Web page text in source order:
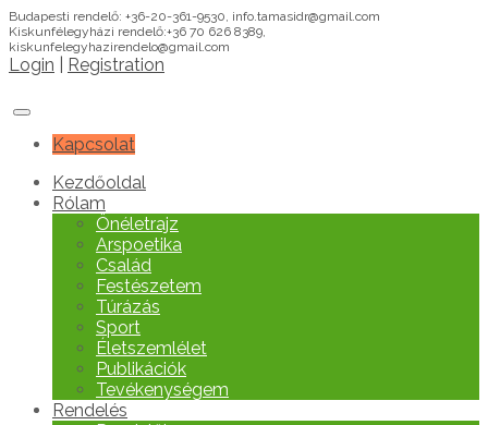
Budapesti rendelő: +36-20-361-9530, info.tamasidr@gmail.com
Kiskunfélegyházi rendelő:+36 70 626 8389,
kiskunfelegyhazirendelo@gmail.com
Login Registration
Kapcsolat
Kezdőoldal
Rólam
Önéletrajz
Arspoetika
Család
Festészetem
Túrázás
Sport
Életszemlélet
Publikációk
Tevékenységem
Rendelés